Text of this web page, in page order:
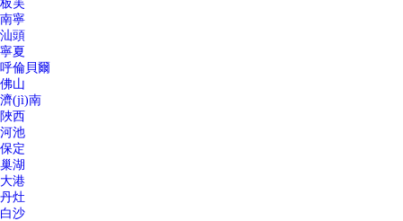
板芙
南寧
汕頭
寧夏
呼倫貝爾
佛山
濟(jì)南
陜西
河池
保定
巢湖
大港
丹灶
白沙